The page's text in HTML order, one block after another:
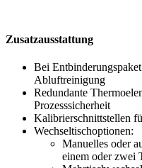
Zusatzausstattung
Bei
Abluftreinigung
Redundante
Prozesssicherheit
Kalibrierschnittstellen
Wechseltischoptionen:
Manuelles oder
einem oder zwei